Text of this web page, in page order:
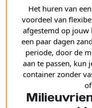
Het huren van
voordeel van
afgestemd op jouw
een paar dagen
periode, door de
aan te passen, kun
container zonder